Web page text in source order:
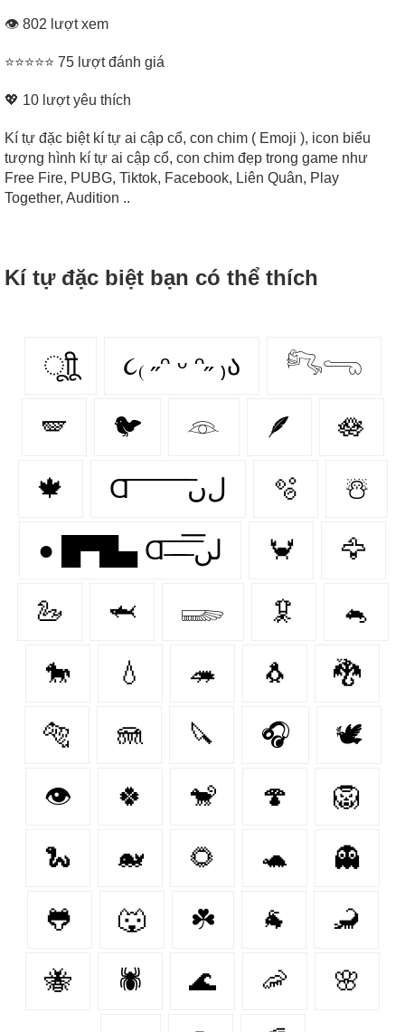
👁 802 lượt xem
⭐⭐⭐⭐⭐ 75 lượt đánh giá
💖 10 lượt yêu thích
Kí tự đặc biệt kí tự ai cập cổ, con chim ( Emoji ), icon biểu
tượng hình kí tự ai cập cổ, con chim đẹp trong game như
Free Fire, PUBG, Tiktok, Facebook, Liên Quân, Play
Together, Audition ..
Kí tự đặc biệt bạn có thể thích
ूाीू ૮₍ ˶ᵔ ᵕ ᵔ˶ ₎ა 𓀐𓂸
🪽 🐦 𓁻 🪶 🪷
🍁 Ɑ͞ ͞ ͞ ͞ ͞ ͞ ͞ ͞ لﮞ 🫧 ☃️
● █▀█▄ Ɑ͞ ̶͞ ̶͞ ̶͞ لں͞ 🦀 🦅
🦢 🦈 𓆃 🦑 🐁
🐎 💧 🦔 🐧 🐉
🐅 🪼 🔪 🎧 🕊️
👁 🍀 🐒 🍄 🦁
🐍 🐋 🌻 🐢 👻
🐸 🐺 ☘️ 🐐 🦂
🐝 🕷 🌊 🦐 🌸